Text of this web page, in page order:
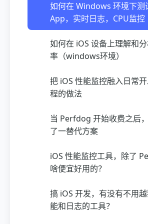
如何在 Windows 环境下测
App，实时日志，CPU监控
如何在 iOS 设备上理解和
率（windows环境）
把 iOS 性能监控融入日常
程的做法
当 Perfdog 开始收费之后
了一替代方案
iOS 性能监控工具，除了
啥便宜好用的？
搞 iOS 开发，有没有不用
能和日志的工具？